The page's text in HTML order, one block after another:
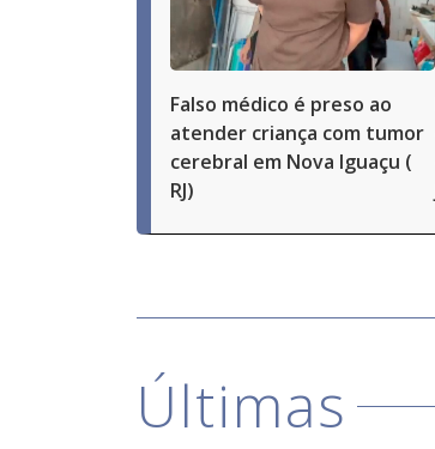
Falso médico é preso ao
atender criança com tumor
cerebral em Nova Iguaçu (
RJ)
Últimas